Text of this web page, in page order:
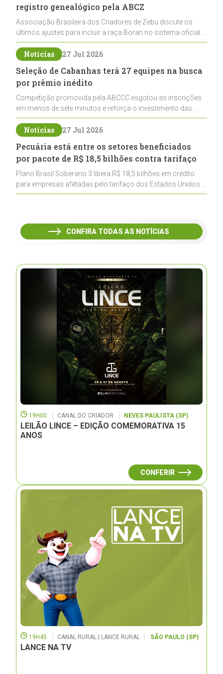
registro genealógico pela ABCZ
Associação Brasileira dos Criadores de Zebu discute os
últimos ajustes para incluir a raça Boran no sistema oficial
de registros, abrindo caminho para sua expansão na
pecuária nacional
Notícias 27 Jul 2026
Seleção de Cabanhas terá 27 equipes na busca
por prêmio inédito
Competição promovida pela ABCCC esgotou as inscrições
em menos de sete minutos e reforça o investimento das
cabanhas na seleção genética de Cavalos Crioulos voltados
ao laço
Notícias 27 Jul 2026
Pecuária está entre os setores beneficiados
por pacote de R$ 18,5 bilhões contra tarifaço
Plano Brasil Soberano 3 libera R$ 18,5 bilhões em crédito
para empresas afetadas pelo tarifaço dos Estados Unidos e
inclui a pecuária entre os setores estratégicos
CONFIRA TODAS AS NOTÍCIAS
19H00 CANAL DO CRIADOR NEVES PAULISTA (SP)
LEILÃO LINCE – EDIÇÃO COMEMORATIVA 15
ANOS
CONFERIR
19H45 CANAL RURAL | LANCE RURAL SÃO PAULO (SP)
LANCE NA TV